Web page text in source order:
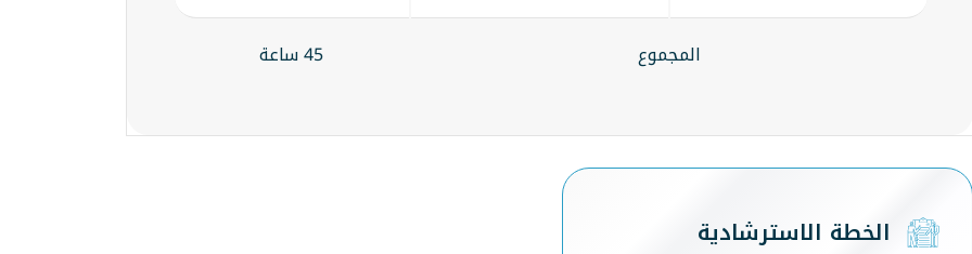
المجموع 45 ساعة
الخطة الاسترشادية